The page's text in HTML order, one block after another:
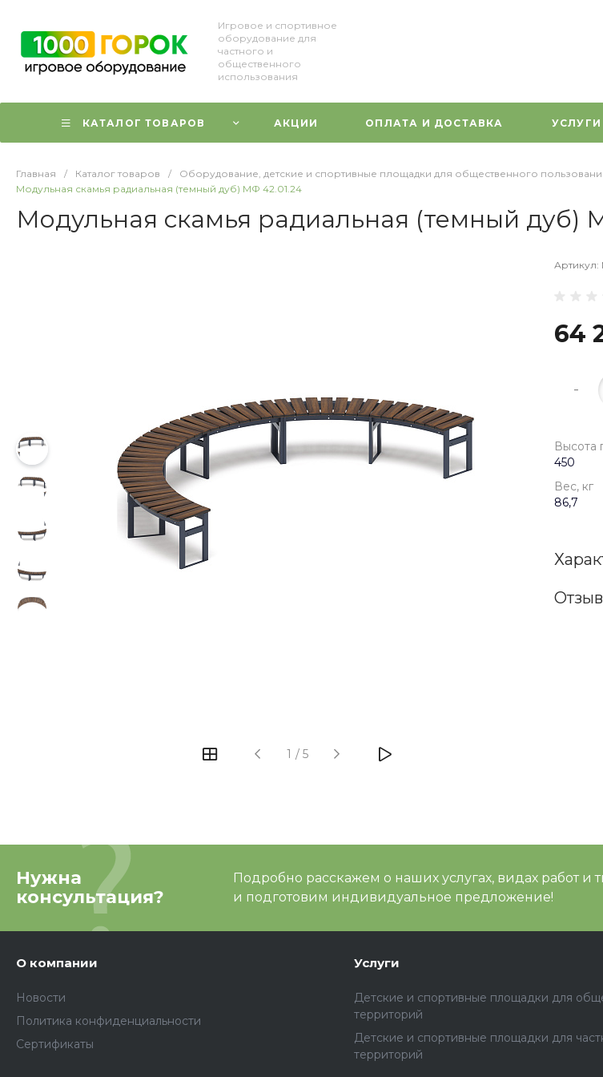
Игровое и спортивное
оборудование для
частного и
общественного
использования
КАТАЛОГ ТОВАРОВ АКЦИИ ОПЛАТА И ДОСТАВКА УСЛУГИ
Главная / Каталог товаров / Оборудование, детские и спортивные площадки для общественного
Модульная скамья радиальная (темный дуб) МФ 42.01.24
Модульная скамья радиальная (темный дуб)
1 / 5
Артикул:
64
-
Высота
450
Вес, кг
86,7
Нужна
консультация?
Подробно расскажем о наших услугах, видах работ и
и подготовим индивидуальное предложение!
О компании
Новости
Политика конфиденциальности
Сертификаты
Услуги
Детские и спортивные площадки для
территорий
Детские и спортивные площадки для
территорий